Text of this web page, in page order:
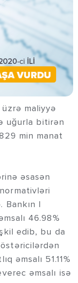
maliyyə
uğurla bitirən
min manat
əsasən
I
46.98%
edib, bu da
əmsalı 51.11%
əmsalı isə